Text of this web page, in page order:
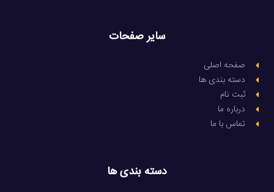
سایر صفحات
صفحه اصلی
دسته بندی ها
ثبت نام
درباره ما
تماس با ما
دسته بندی ها